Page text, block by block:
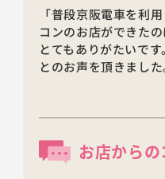
「普段京阪電車を利
コンのお店ができた
とてもありがたいです
とのお声を頂きました
お店からの